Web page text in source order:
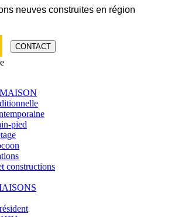
neuves construites en région
CONTACT
pied
constructions